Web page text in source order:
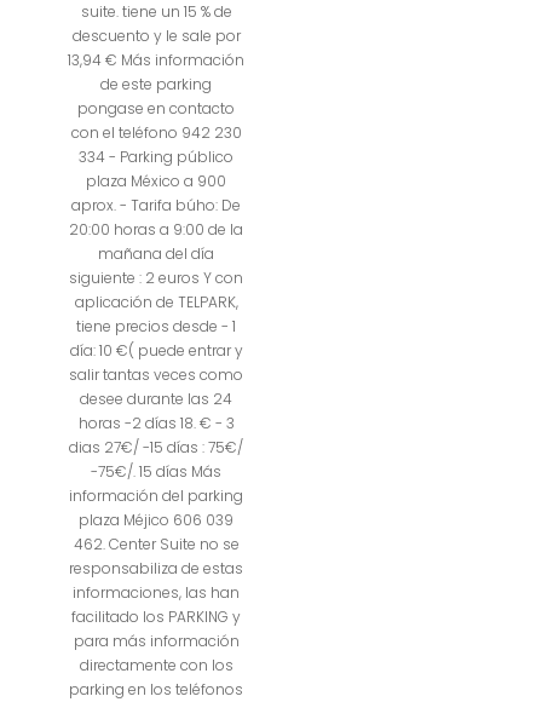
suite. tiene un 15 % de
descuento y le sale por
13,94 € Más información
de este parking
pongase en contacto
con el teléfono 942 230
334 - Parking público
plaza México a 900
aprox. - Tarifa búho: De
20:00 horas a 9:00 de la
mañana del día
siguiente : 2 euros Y con
aplicación de TELPARK,
tiene precios desde - 1
día: 10 €( puede entrar y
salir tantas veces como
desee durante las 24
horas -2 días 18. € - 3
dias 27€/ -15 días : 75€/
-75€/. 15 días Más
información del parking
plaza Méjico 606 039
462. Center Suite no se
responsabiliza de estas
informaciones, las han
facilitado los PARKING y
para más información
directamente con los
parking en los teléfonos